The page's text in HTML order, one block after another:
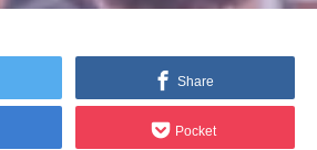
Share
Pocket